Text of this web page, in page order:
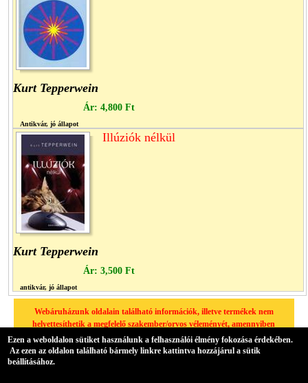
Kurt Tepperwein
Ár: 4,800 Ft
Antikvár, jó állapot
Illúziók nélkül
Kurt Tepperwein
Ár: 3,500 Ft
antikvár, jó állapot
Webáruházunk oldalain található információk, illetve termékek nem
helyettesíthetik a megfelelő szakember/orvos véleményét, amennyiben
egészségügyi problémája van, kérjük minden esetben forduljon
háziorvosához.
A hátteret az Übercart biztosítja,
Ezen a weboldalon sütiket használunk a felhasználói élmény fokozása érdekében.
Az ezen az oldalon található bármely linkre kattintva hozzájárul a sütik
beállításához.